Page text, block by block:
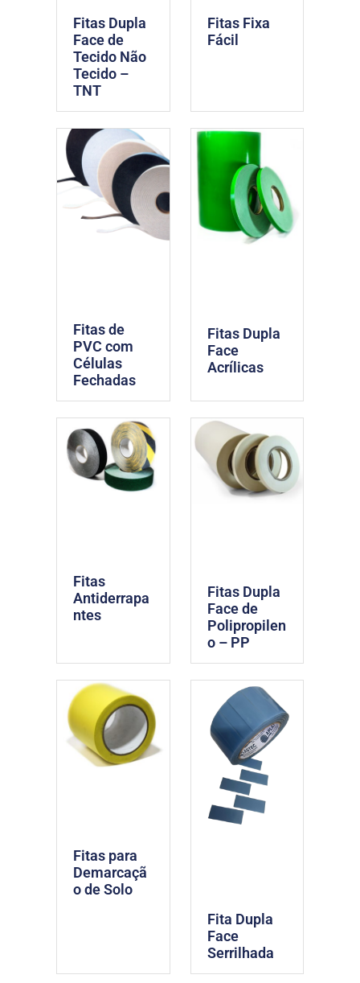
Fitas Dupla
Face de
Tecido Não
Tecido –
TNT
Fitas Fixa
Fácil
Fitas de
PVC com
Células
Fechadas
Fitas Dupla
Face
Acrílicas
Fitas
Antiderrapa
ntes
Fitas Dupla
Face de
Polipropilen
o – PP
Fitas para
Demarcaçã
o de Solo
Fita Dupla
Face
Serrilhada